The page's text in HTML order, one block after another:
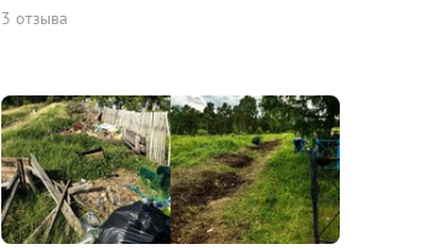
3 отзыва